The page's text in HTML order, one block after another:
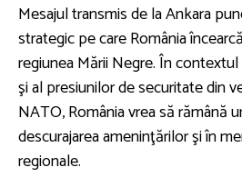
Mesajul transmis de la Ankara
strategic pe care România
regiunea Mării Negre. În
şi al presiunilor de securitate din
NATO, România vrea să rămână
descurajarea ameninţărilor şi în
regionale.